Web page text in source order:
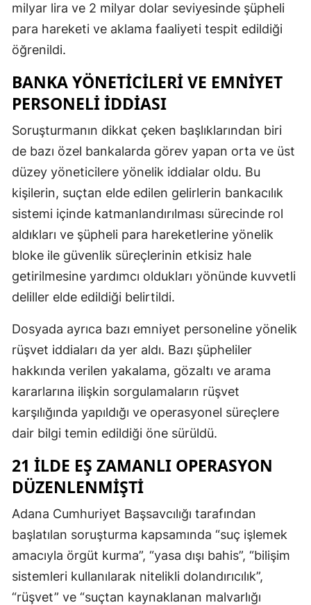
milyar lira ve 2 milyar dolar seviyesinde şüpheli
para hareketi ve aklama faaliyeti tespit edildiği
öğrenildi.
BANKA YÖNETICILERI VE EMNIYET
PERSONELI İDDIASI
Soruşturmanın dikkat çeken başlıklarından biri
de bazı özel bankalarda görev yapan orta ve üst
düzey yöneticilere yönelik iddialar oldu. Bu
kişilerin, suçtan elde edilen gelirlerin bankacılık
sistemi içinde katmanlandırılması sürecinde rol
aldıkları ve şüpheli para hareketlerine yönelik
bloke ile güvenlik süreçlerinin etkisiz hale
getirilmesine yardımcı oldukları yönünde kuvvetli
deliller elde edildiği belirtildi.
Dosyada ayrıca bazı emniyet personeline yönelik
rüşvet iddiaları da yer aldı. Bazı şüpheliler
hakkında verilen yakalama, gözaltı ve arama
kararlarına ilişkin sorgulamaların rüşvet
karşılığında yapıldığı ve operasyonel süreçlere
dair bilgi temin edildiği öne sürüldü.
21 İLDE EŞ ZAMANLI OPERASYON
DÜZENLENMIŞTI
Adana Cumhuriyet Başsavcılığı tarafından
başlatılan soruşturma kapsamında “suç işlemek
amacıyla örgüt kurma”, “yasa dışı bahis”, “bilişim
sistemleri kullanılarak nitelikli dolandırıcılık”,
“rüşvet” ve “suçtan kaynaklanan malvarlığı